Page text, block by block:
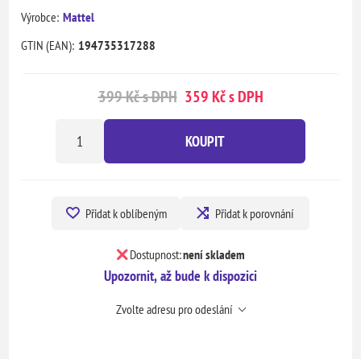
Výrobce: Mattel
GTIN (EAN): 194735317288
399 Kč s DPH 359 Kč s DPH
KOUPIT
Přidat k oblíbeným Přidat k porovnání
Dostupnost:není skladem
Upozornit, až bude k dispozici
Zvolte adresu pro odeslání